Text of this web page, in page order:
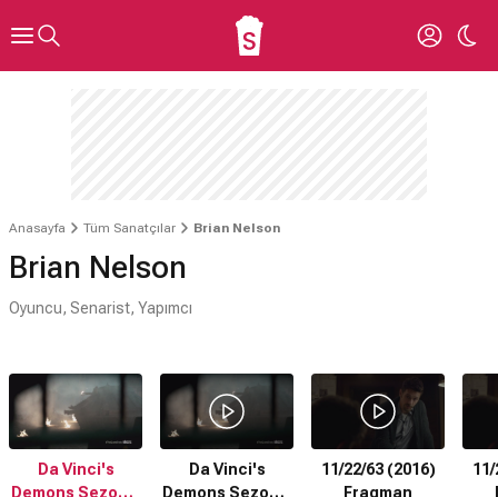
Anasayfa Tüm Sanatçılar Brian Nelson
Brian Nelson
Oyuncu, Senarist, Yapımcı
Da Vinci's
Demons Sezon 3
Da Vinci's
Demons Sezon 3
11/22/63 (2016)
Fragman